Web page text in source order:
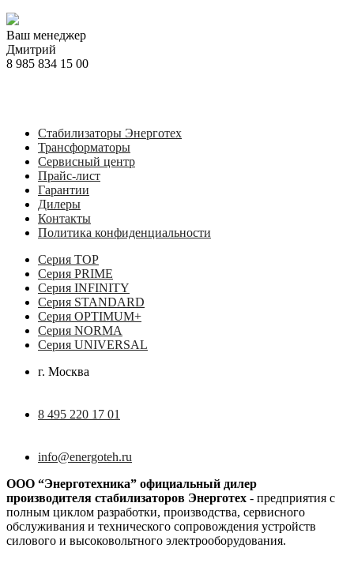
Ваш менеджер
Дмитрий
8 985 834 15 00
Стабилизаторы Энерготех
Трансформаторы
Сервисный центр
Прайс-лист
Гарантии
Дилеры
Контакты
Политика конфиденциальности
Серия TOP
Серия PRIME
Серия INFINITY
Серия STANDARD
Серия OPTIMUM+
Серия NORMA
Серия UNIVERSAL
г. Москва
8 495 220 17 01
info@energoteh.ru
OОО “Энерготехника” официальный дилер
производителя стабилизаторов Энерготех - предприятия с
полным циклом разработки, производства, сервисного
обслуживания и технического сопровождения устройств
силового и высоковольтного электрооборудования.